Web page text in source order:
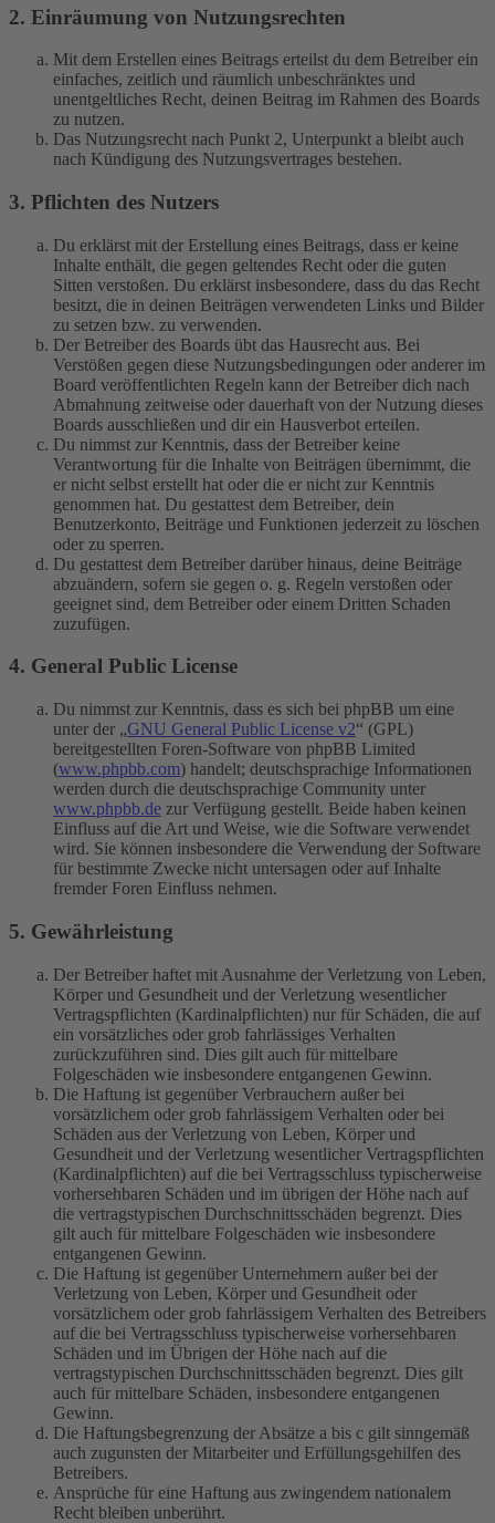
2. Einräumung von Nutzungsrechten
Mit dem Erstellen eines Beitrags erteilst du dem Betreiber ein
einfaches, zeitlich und räumlich unbeschränktes und
unentgeltliches Recht, deinen Beitrag im Rahmen des Boards
zu nutzen.
Das Nutzungsrecht nach Punkt 2, Unterpunkt a bleibt auch
nach Kündigung des Nutzungsvertrages bestehen.
3. Pflichten des Nutzers
Du erklärst mit der Erstellung eines Beitrags, dass er keine
Inhalte enthält, die gegen geltendes Recht oder die guten
Sitten verstoßen. Du erklärst insbesondere, dass du das Recht
besitzt, die in deinen Beiträgen verwendeten Links und Bilder
zu setzen bzw. zu verwenden.
Der Betreiber des Boards übt das Hausrecht aus. Bei
Verstößen gegen diese Nutzungsbedingungen oder anderer im
Board veröffentlichten Regeln kann der Betreiber dich nach
Abmahnung zeitweise oder dauerhaft von der Nutzung dieses
Boards ausschließen und dir ein Hausverbot erteilen.
Du nimmst zur Kenntnis, dass der Betreiber keine
Verantwortung für die Inhalte von Beiträgen übernimmt, die
er nicht selbst erstellt hat oder die er nicht zur Kenntnis
genommen hat. Du gestattest dem Betreiber, dein
Benutzerkonto, Beiträge und Funktionen jederzeit zu löschen
oder zu sperren.
Du gestattest dem Betreiber darüber hinaus, deine Beiträge
abzuändern, sofern sie gegen o. g. Regeln verstoßen oder
geeignet sind, dem Betreiber oder einem Dritten Schaden
zuzufügen.
4. General Public License
Du nimmst zur Kenntnis, dass es sich bei phpBB um eine
unter der „GNU General Public License v2“ (GPL)
bereitgestellten Foren-Software von phpBB Limited
(www.phpbb.com) handelt; deutschsprachige Informationen
werden durch die deutschsprachige Community unter
www.phpbb.de zur Verfügung gestellt. Beide haben keinen
Einfluss auf die Art und Weise, wie die Software verwendet
wird. Sie können insbesondere die Verwendung der Software
für bestimmte Zwecke nicht untersagen oder auf Inhalte
fremder Foren Einfluss nehmen.
5. Gewährleistung
Der Betreiber haftet mit Ausnahme der Verletzung von Leben,
Körper und Gesundheit und der Verletzung wesentlicher
Vertragspflichten (Kardinalpflichten) nur für Schäden, die auf
ein vorsätzliches oder grob fahrlässiges Verhalten
zurückzuführen sind. Dies gilt auch für mittelbare
Folgeschäden wie insbesondere entgangenen Gewinn.
Die Haftung ist gegenüber Verbrauchern außer bei
vorsätzlichem oder grob fahrlässigem Verhalten oder bei
Schäden aus der Verletzung von Leben, Körper und
Gesundheit und der Verletzung wesentlicher Vertragspflichten
(Kardinalpflichten) auf die bei Vertragsschluss typischerweise
vorhersehbaren Schäden und im übrigen der Höhe nach auf
die vertragstypischen Durchschnittsschäden begrenzt. Dies
gilt auch für mittelbare Folgeschäden wie insbesondere
entgangenen Gewinn.
Die Haftung ist gegenüber Unternehmern außer bei der
Verletzung von Leben, Körper und Gesundheit oder
vorsätzlichem oder grob fahrlässigem Verhalten des Betreibers
auf die bei Vertragsschluss typischerweise vorhersehbaren
Schäden und im Übrigen der Höhe nach auf die
vertragstypischen Durchschnittsschäden begrenzt. Dies gilt
auch für mittelbare Schäden, insbesondere entgangenen
Gewinn.
Die Haftungsbegrenzung der Absätze a bis c gilt sinngemäß
auch zugunsten der Mitarbeiter und Erfüllungsgehilfen des
Betreibers.
Ansprüche für eine Haftung aus zwingendem nationalem
Recht bleiben unberührt.